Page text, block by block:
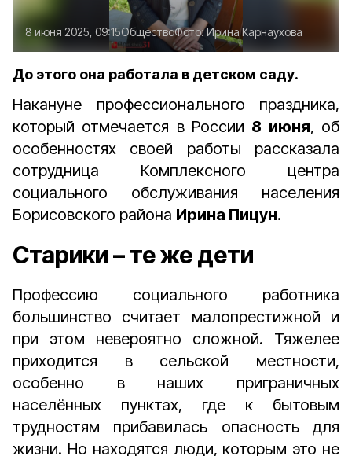
8 июня 2025, 09:15ОбществоФото:Ирина Карнаухова
До этого она работала в детском саду.
Накануне профессионального праздника,
который отмечается в России 8 июня, об
особенностях своей работы рассказала
сотрудница Комплексного центра
социального обслуживания населения
Борисовского района Ирина Пицун.
Старики – те же дети
Профессию социального работника
большинство считает малопрестижной и
при этом невероятно сложной. Тяжелее
приходится в сельской местности,
особенно в наших приграничных
населённых пунктах, где к бытовым
трудностям прибавилась опасность для
жизни. Но находятся люди, которым это не